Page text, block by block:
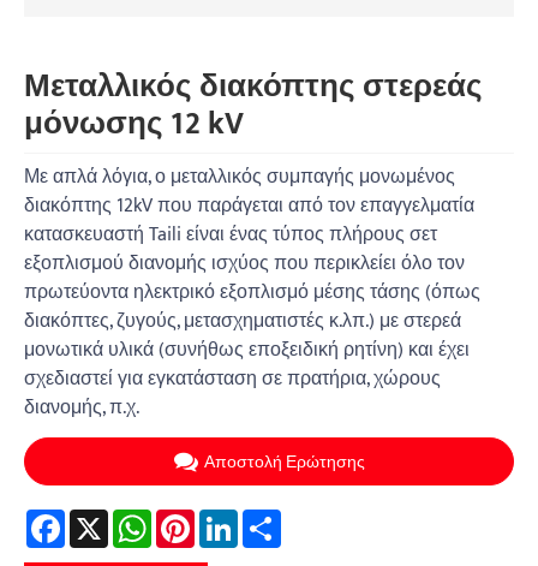
Μεταλλικός διακόπτης στερεάς
μόνωσης 12 kV
Με απλά λόγια, ο μεταλλικός συμπαγής μονωμένος
διακόπτης 12kV που παράγεται από τον επαγγελματία
κατασκευαστή Taili είναι ένας τύπος πλήρους σετ
εξοπλισμού διανομής ισχύος που περικλείει όλο τον
πρωτεύοντα ηλεκτρικό εξοπλισμό μέσης τάσης (όπως
διακόπτες, ζυγούς, μετασχηματιστές κ.λπ.) με στερεά
μονωτικά υλικά (συνήθως εποξειδική ρητίνη) και έχει
σχεδιαστεί για εγκατάσταση σε πρατήρια, χώρους
διανομής, π.χ.
Αποστολή Ερώτησης
Facebook
X WhatsAppPinterestLinkedIn